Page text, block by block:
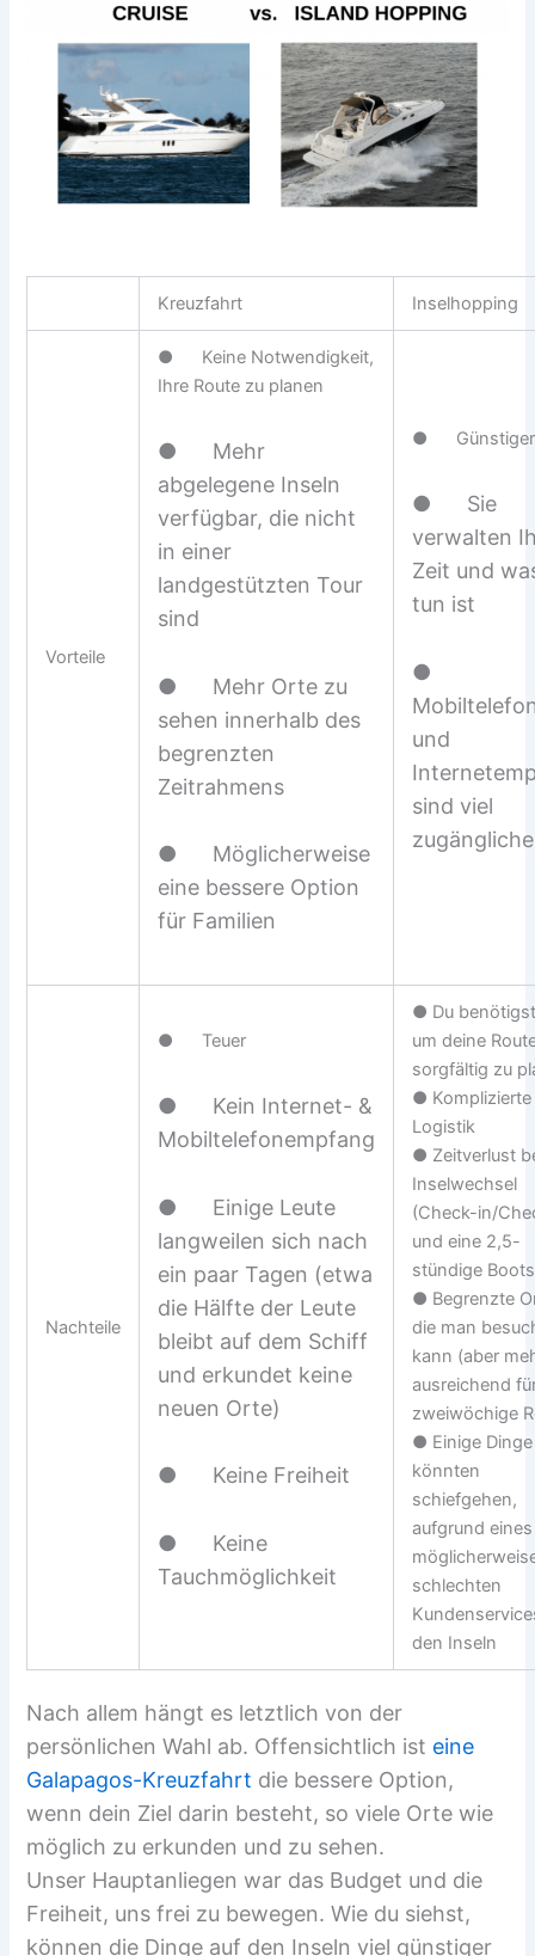
Kreuzfahrt Inselhopping
Vorteile
● Keine Notwendigkeit,
Ihre Route zu planen
● Mehr
abgelegene Inseln
verfügbar, die nicht
in einer
landgestützten Tour
sind
● Mehr Orte zu
sehen innerhalb des
begrenzten
Zeitrahmens
● Möglicherweise
eine bessere Option
für Familien
● Günstiger
● Sie
verwalten
Zeit und
tun ist
●
und
sind viel
Nachteile
● Teuer
● Kein Internet- &
Mobiltelefonempfang
● Einige Leute
langweilen sich nach
ein paar Tagen (etwa
die Hälfte der Leute
bleibt auf dem Schiff
und erkundet keine
neuen Orte)
● Keine Freiheit
● Keine
Tauchmöglichkeit
● Du
um deine
sorgfältig zu
● Komplizierte
Logistik
● Zeitverlust
Inselwechsel
(Check-in/
und eine 2,5-
stündige
● Begrenzte
die man
kann (aber
ausreichend
zweiwöchige
● Einige Dinge
könnten
schiefgehen,
aufgrund eines
schlechten
den Inseln
Nach allem hängt es letztlich von der
persönlichen Wahl ab. Offensichtlich ist eine
Galapagos-Kreuzfahrt die bessere Option,
wenn dein Ziel darin besteht, so viele Orte wie
möglich zu erkunden und zu sehen.
Unser Hauptanliegen war das Budget und die
Freiheit, uns frei zu bewegen. Wie du siehst,
können die Dinge auf den Inseln viel günstiger